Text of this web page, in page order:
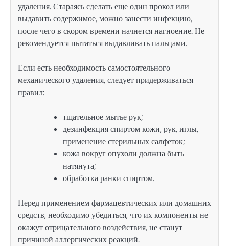
удаления. Стараясь сделать еще один прокол или
выдавить содержимое, можно занести инфекцию,
после чего в скором времени начнется нагноение. Не
рекомендуется пытаться выдавливать пальцами.
Если есть необходимость самостоятельного
механического удаления, следует придерживаться
правил:
тщательное мытье рук;
дезинфекция спиртом кожи, рук, иглы,
применение стерильных салфеток;
кожа вокруг опухоли должна быть
натянута;
обработка ранки спиртом.
Перед применением фармацевтических или домашних
средств, необходимо убедиться, что их компоненты не
окажут отрицательного воздействия, не станут
причиной аллергических реакций.